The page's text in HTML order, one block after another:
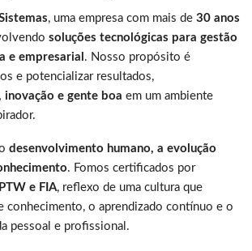
, uma empresa com mais de 30 anos
soluções tecnológicas para gestão
e empresarial . Nosso propósito é
e potencializar resultados,
inovação e gente boa em um ambiente
desenvolvimento humano, a evolução
. Fomos certificados por
e FIA, reflexo de uma cultura que
conhecimento, o aprendizado contínuo e o
pessoal e profissional.